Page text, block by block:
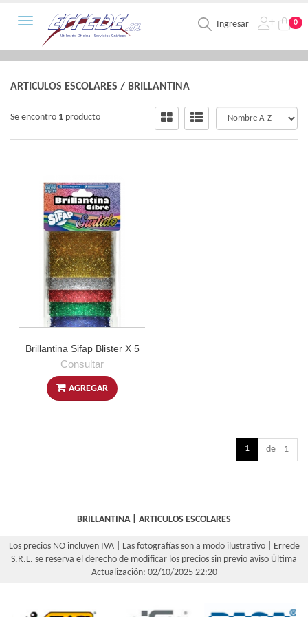
Ingresar 0
Toggle navigation
ARTICULOS ESCOLARES / BRILLANTINA
Se encontro 1 producto
Brillantina Sifap Blister X 5
Consultar
AGREGAR
1 de 1
BRILLANTINA| ARTICULOS ESCOLARES
Los precios NO incluyen IVA | Las fotografías son a modo ilustrativo | Errede
S.R.L. se reserva el derecho de modificar los precios sin previo aviso Última
Actualización: 02/10/2025 22:20